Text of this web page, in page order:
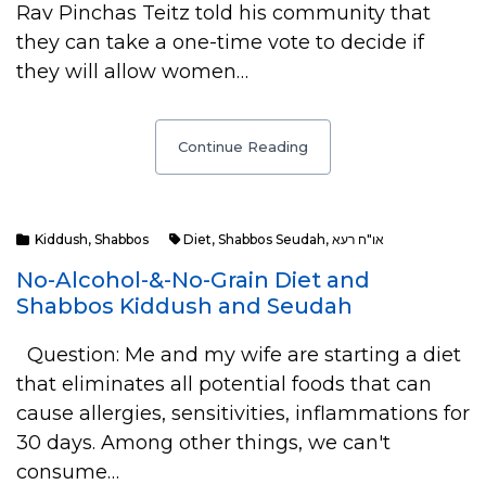
Rav Pinchas Teitz told his community that
they can take a one-time vote to decide if
they will allow women…
Continue Reading
Kiddush, Shabbos Diet, Shabbos Seudah, או"ח רעא
No-Alcohol-&-No-Grain Diet and
Shabbos Kiddush and Seudah
Question: Me and my wife are starting a diet
that eliminates all potential foods that can
cause allergies, sensitivities, inflammations for
30 days. Among other things, we can't
consume…